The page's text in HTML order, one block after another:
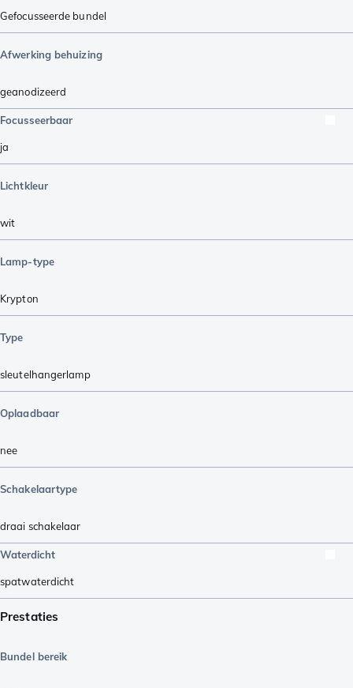
Gefocusseerde bundel
Afwerking behuizing
geanodizeerd
Focusseerbaar
ja
Lichtkleur
wit
Lamp-type
Krypton
Type
sleutelhangerlamp
Oplaadbaar
nee
Schakelaartype
draai schakelaar
Waterdicht
spatwaterdicht
Prestaties
Bundel bereik